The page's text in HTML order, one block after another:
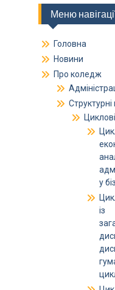
Меню
Головна
Новини
Про коледж
Структурні
Циклові
у
із